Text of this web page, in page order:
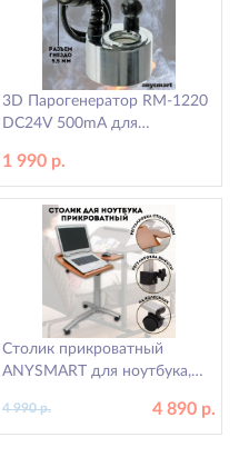
3D Парогенератор RM-1220
DC24V 500mA для
разъем гнездо ANYSMART
1 990 р.
Столик прикроватный
ANYSMART для ноутбука,
наклона, бежевый
4 890 р.
4 990 р.